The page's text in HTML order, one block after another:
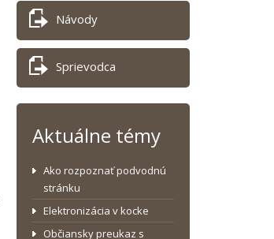
Návody
Sprievodca
Aktuálne témy
Ako rozpoznať podvodnú
stránku
Elektronizácia v kocke
Občiansky preukaz s